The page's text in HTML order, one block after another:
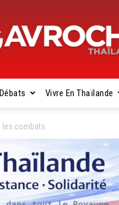
Gavroche
Thaïlande
Vivre En Thaïlande
les combats